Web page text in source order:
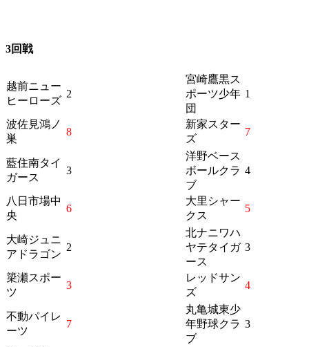
3回戦
越前ニュー
ヒーローズ
2
宮崎鷹黒ス
ポーツ少年
団
1
波佐見鴻ノ
巣
8
新家スター
ズ
7
藍住南タイ
ガース
3
洋野ベース
ボールクラ
ブ
4
八日市場中
央
6
大里シャー
クス
5
大崎ジュニ
アドラゴン
2
北ナニワハ
ヤテタイガ
ース
3
簗瀬スポー
ツ
3
レッドサン
ズ
4
不動パイレ
ーツ
7
丸亀城東少
年野球クラ
ブ
3